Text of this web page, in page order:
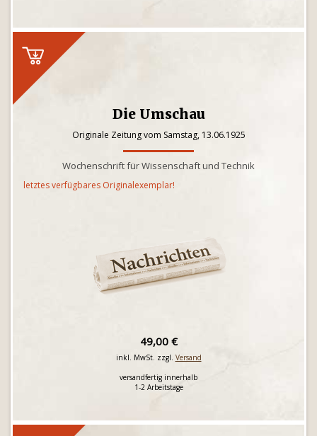
Die Umschau
Originale Zeitung vom Samstag, 13.06.1925
Wochenschrift für Wissenschaft und Technik
letztes verfügbares Originalexemplar!
49,00 €
inkl. MwSt. zzgl. Versand
versandfertig innerhalb
1-2 Arbeitstage